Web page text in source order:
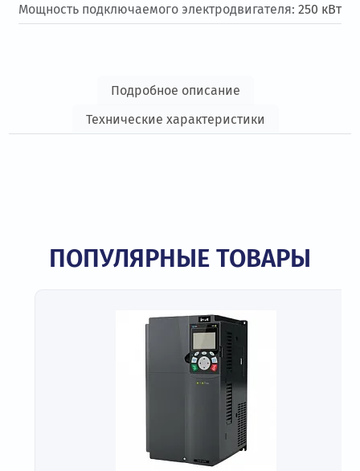
Мощность подключаемого электродвигателя: 250 кВт
Подробное описание
Технические характеристики
ПОПУЛЯРНЫЕ ТОВАРЫ